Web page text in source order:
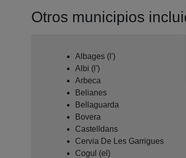
Otros municipios
Albages (l')
Albi (l')
Arbeca
Belianes
Bellaguarda
Bovera
Castelldans
Cervia De Les Garrigues
Cogul (el)